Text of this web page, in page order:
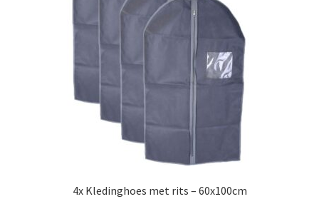
4x Kledinghoes met rits – 60x100cm